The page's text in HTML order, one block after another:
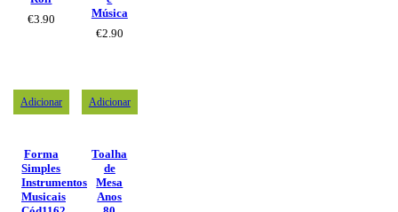
€3.90
Música
€2.90
Adicionar
Forma
Simples
Instrumentos
Musicais
Adicionar
Toalha
de
Mesa
Anos